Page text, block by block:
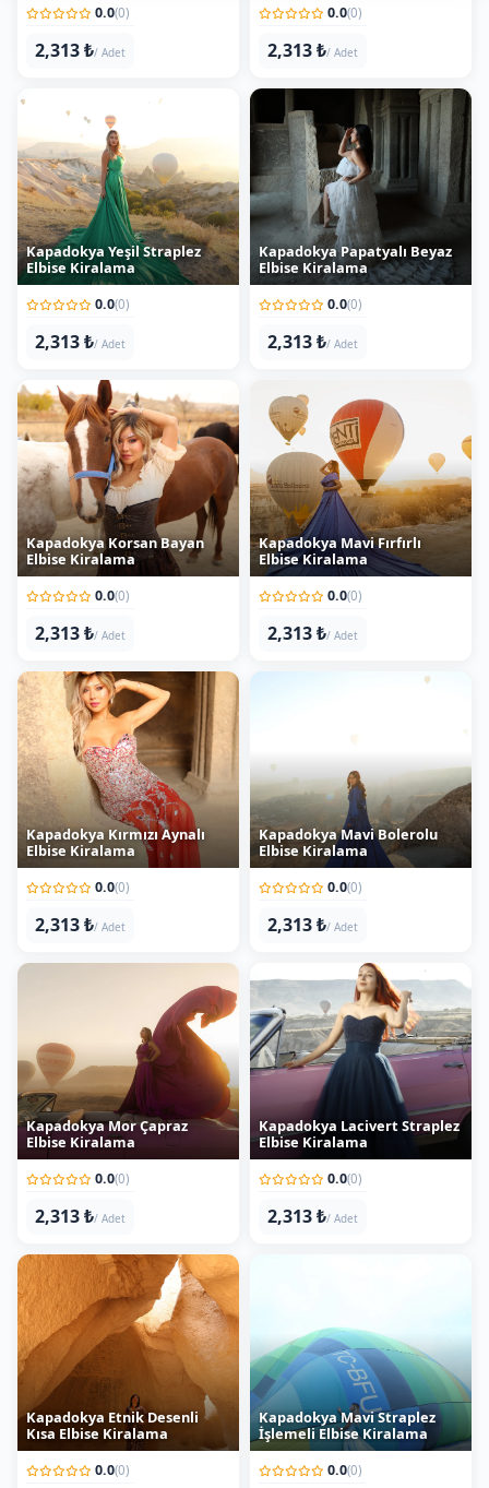
2,313 ₺ / Adet 2,313 ₺ / Adet
Kapadokya Yeşil Straplez
Elbise Kiralama
0.0(0)
2,313 ₺ / Adet
Kapadokya Papatyalı Beyaz
Elbise Kiralama
0.0(0)
2,313 ₺ / Adet
Kapadokya Korsan Bayan
Elbise Kiralama
0.0(0)
2,313 ₺ / Adet
Kapadokya Mavi Fırfırlı
Elbise Kiralama
0.0(0)
2,313 ₺ / Adet
Kapadokya Kırmızı Aynalı
Elbise Kiralama
0.0(0)
2,313 ₺ / Adet
Kapadokya Mavi Bolerolu
Elbise Kiralama
0.0(0)
2,313 ₺ / Adet
Kapadokya Mor Çapraz
Elbise Kiralama
0.0(0)
2,313 ₺ / Adet
Kapadokya Lacivert Straplez
Elbise Kiralama
0.0(0)
2,313 ₺ / Adet
Kapadokya Etnik Desenli
Kısa Elbise Kiralama
0.0(0)
2,313 ₺ / Adet
Kapadokya Mavi Straplez
İşlemeli Elbise Kiralama
0.0(0)
2,313 ₺ / Adet